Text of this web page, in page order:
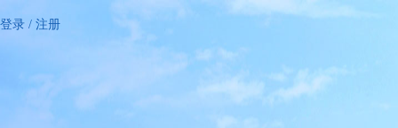
登录 / 注册